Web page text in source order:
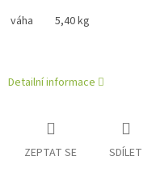
váha 5,40 kg
Detailní informace
ZEPTAT SE SDÍLET